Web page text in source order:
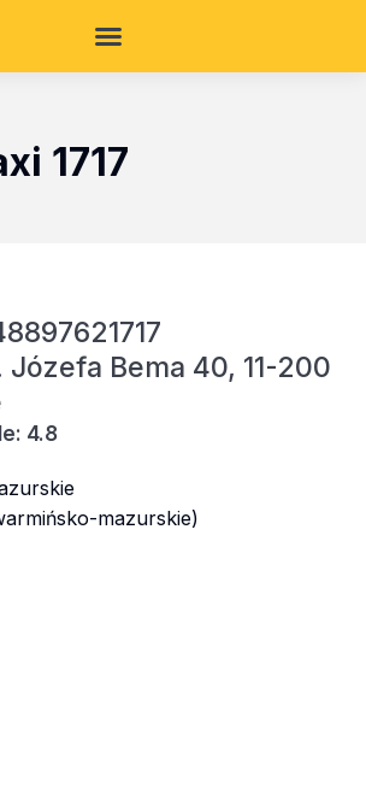
1717
Józefa Bema 40, 11-200
4.8
mazurskie)